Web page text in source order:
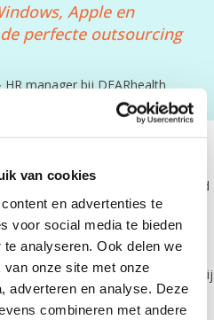
van cookies
en advertenties te
voor social media te bieden
analyseren. Ook delen we
onze site met onze
adverteren en analyse. Deze
combineren met andere
Apple en
perfecte outsourcing
manager bij DEARhealth
geoutsourced
“Naast de eerder
op KNS omdat ze al onze
Van het leveren en inrichten van
en licenties, tot onboarden van
Alles rond de werkplek - wij
KNS Automatisering geleverd en